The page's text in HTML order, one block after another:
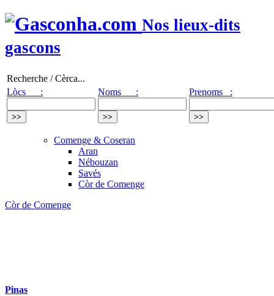
Nos lieux-dits
gascons
Recherche / Cèrca...
Lòcs :
Noms : Prenoms :
Comenge & Coseran
Aran
Nébouzan
Savés
Còr de Comenge
Còr de Comenge
Pinas